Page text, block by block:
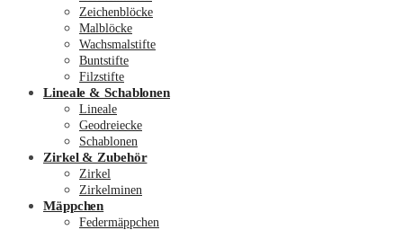
Zeichenblöcke
Malblöcke
Wachsmalstifte
Buntstifte
Filzstifte
Lineale & Schablonen
Lineale
Geodreiecke
Schablonen
Zirkel & Zubehör
Zirkel
Zirkelminen
Mäppchen
Federmäppchen